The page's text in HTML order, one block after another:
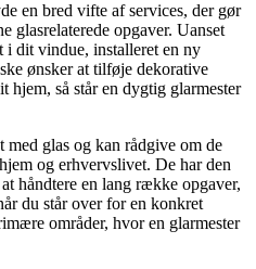
en bred vifte af services, der gør
glasrelaterede opgaver. Uanset
i dit vindue, installeret en ny
ønsker at tilføje dekorative
hjem, så står en dygtig glarmester
med glas og kan rådgive om de
og erhvervslivet. De har den
håndtere en lang række opgaver,
du står over for en konkret
områder, hvor en glarmester